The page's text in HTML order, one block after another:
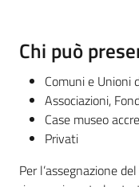
Descrizione
Chi può
Comuni e Unioni
Associazioni,
Case museo
Privati
Per l’assegnazione